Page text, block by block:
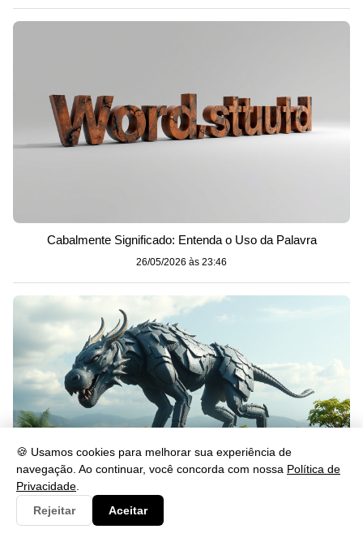
🍪 Usamos cookies para melhorar sua experiência de
navegação. Ao continuar, você concorda com nossa Política de
Privacidade
Rejeitar
Aceitar
Cabalmente Significado: Entenda o Uso da Palavra
26/05/2026 às 23:46
Gerou: Significado, Uso e Exemplos na Língua Portuguesa